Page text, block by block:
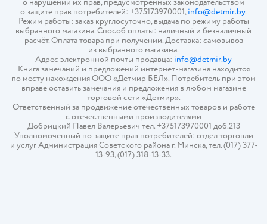
о защите прав потребителей: +375173970001,info@detmir.by.
Режим работы: заказ круглосуточно, выдача по режиму работы
выбранного магазина. Способ оплаты: наличный и безналичный
расчёт. Оплата товара при получении. Доставка: самовывоз
из выбранного магазина.
Адрес электронной почты продавца: info@detmir.by
Книга замечаний и предложений интернет-магазина находится
по месту нахождения ООО «Детмир БЕЛ». Потребитель при этом
вправе оставить замечания и предложения в любом магазине
торговой сети «Детмир».
Ответственный за продвижение отечественных товаров и работе
с отечественными производителями
Добрицкий Павел Валерьевич тел. +375173970001 доб.213
Уполномоченный по защите прав потребителей: отдел торговли
и услуг Администрация Советского района г. Минска, тел. (017) 377-
13-93, (017) 318-13-33.